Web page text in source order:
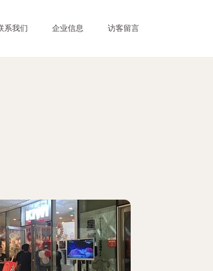
系我们 企业信息 访客留言